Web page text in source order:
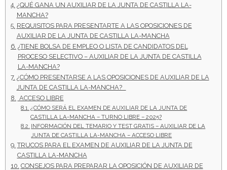
- - TEST de Auxiliar Administrativo DGA Aragón 2026
- - TEST de Administrativo DGA Aragón 2026
- - OPOSICIÓN Auxiliar Administrativo Universidad
Zaragoza Unizar - 2025
- Castilla-La Mancha
- - OPOSICIÓN Auxiliar Administrativo SESCAM – Libre –
2025
- - OPOSICIÓN Auxiliar de Enfermería TCAE SESCAM,
Castilla-La Mancha – Libre – 2025
¿QUÉ GANA UN AUXILIAR DE LA JUNTA DE CASTILLA LA-
MANCHA?
REQUISITOS PARA PRESENTARTE A LAS OPOSICIONES DE
AUXILIAR DE LA JUNTA DE CASTILLA LA-MANCHA
¿TIENE BOLSA DE EMPLEO O LISTA DE CANDIDATOS DEL
PROCESO SELECTIVO – AUXILIAR DE LA JUNTA DE CASTILLA
LA-MANCHA?
¿CÓMO PRESENTARSE A LAS OPOSICIONES DE AUXILIAR DE LA
JUNTA DE CASTILLA LA-MANCHA?
ACCESO LIBRE
¿CÓMO SERÁ EL EXAMEN DE AUXILIAR DE LA JUNTA DE
CASTILLA LA-MANCHA – TURNO LIBRE – 2025?
INFORMACIÓN DEL TEMARIO Y TEST GRATIS – AUXILIAR DE LA
JUNTA DE CASTILLA LA-MANCHA – ACCESO LIBRE
TRUCOS PARA EL EXAMEN DE AUXILIAR DE LA JUNTA DE
CASTILLA LA-MANCHA
CONSEJOS PARA PREPARAR LA OPOSICIÓN DE AUXILIAR DE